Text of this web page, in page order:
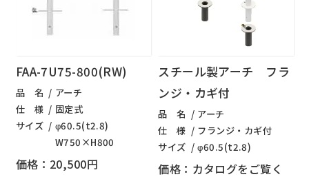
FAA-7U75-800(RW)
品 名
アーチ
仕 様
固定式
サイズ
φ60.5(t2.8)
W750×H800
価格：20,500円
スチール製アーチ フラ
ンジ・カギ付
品 名
アーチ
仕 様
フランジ・カギ付
サイズ
φ60.5(t2.8)
価格：カタログをご覧く